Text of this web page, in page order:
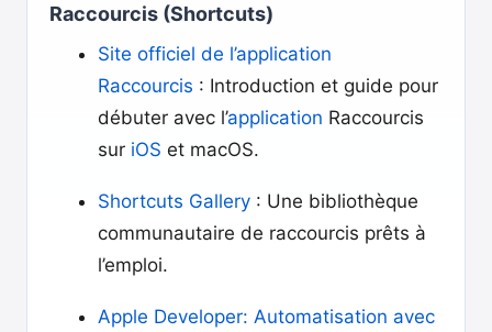
Raccourcis (Shortcuts)
Site officiel de l’application
Raccourcis : Introduction et guide pour
débuter avec l’application Raccourcis
sur iOS et macOS.
Shortcuts Gallery : Une bibliothèque
communautaire de raccourcis prêts à
l’emploi.
Apple Developer: Automatisation avec